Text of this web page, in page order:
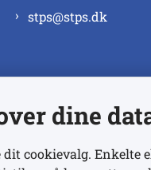
stps@stps.dk
dine
cookievalg.